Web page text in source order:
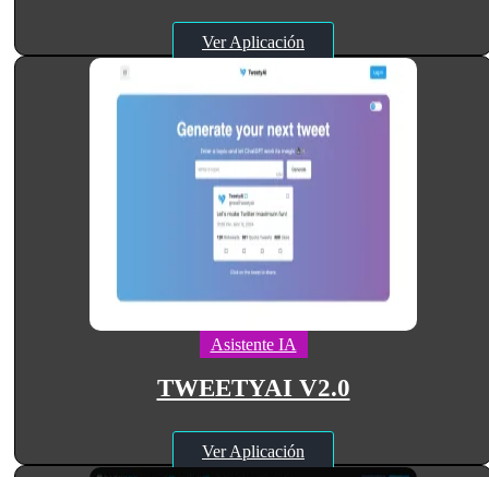
Ver Aplicación
Asistente IA
TWEETYAI V2.0
Ver Aplicación